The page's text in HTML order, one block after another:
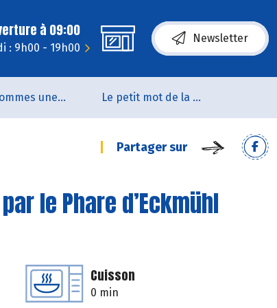
à 09:00
: 9h00 - 19h00
Newsletter
Nous sommes une coopérative de salarié.es Le petit mot de la naturo
Partager sur
le Phare d’Eckmühl
Cuisson
0 min